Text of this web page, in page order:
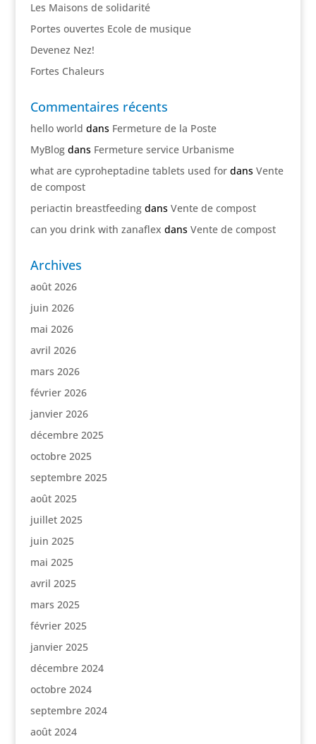
Les Maisons de solidarité
Portes ouvertes Ecole de musique
Devenez Nez!
Fortes Chaleurs
Commentaires récents
hello world dans Fermeture de la Poste
MyBlogdans Fermeture service Urbanisme
what are cyproheptadine tablets used fordans Vente
de compost
periactin breastfeedingdans Vente de compost
can you drink with zanaflex dans Vente de compost
Archives
août 2026
juin 2026
mai 2026
avril 2026
mars 2026
février 2026
janvier 2026
décembre 2025
octobre 2025
septembre 2025
août 2025
juillet 2025
juin 2025
mai 2025
avril 2025
mars 2025
février 2025
janvier 2025
décembre 2024
octobre 2024
septembre 2024
août 2024